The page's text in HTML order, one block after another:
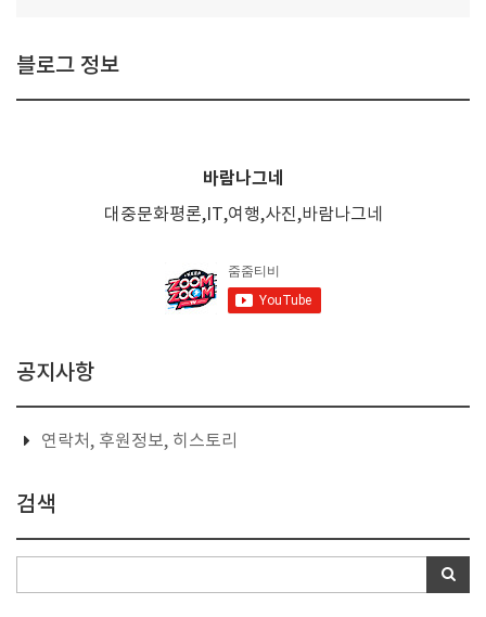
블로그 정보
바람나그네
대중문화평론,IT,여행,사진,바람나그네
공지사항
연락처, 후원정보, 히스토리
검색